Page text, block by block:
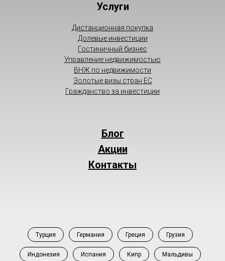
Услуги
Дистанционная покупка
Долевые инвестиции
Гостиничный бизнес
Управление недвижимостью
ВНЖ по недвижимости
Золотые визы стран ЕС
Гражданство за инвестиции
Блог
Акции
Контакты
Турция Германия Греция Грузия
Индонезия Испания Кипр Мальдивы